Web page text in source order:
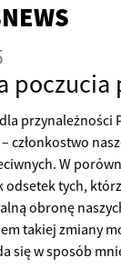
NEWS
poczucia
przynależności
członkostwo
W
odsetek tych,
obronę
takiej zmiany
się w sposób